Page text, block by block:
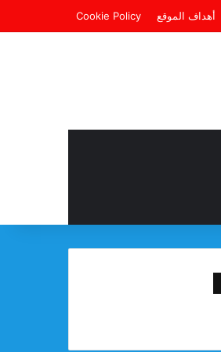
أهداف الموقع Cookie Policy